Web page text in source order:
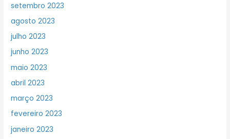
setembro 2023
agosto 2023
julho 2023
junho 2023
maio 2023
abril 2023
março 2023
fevereiro 2023
janeiro 2023